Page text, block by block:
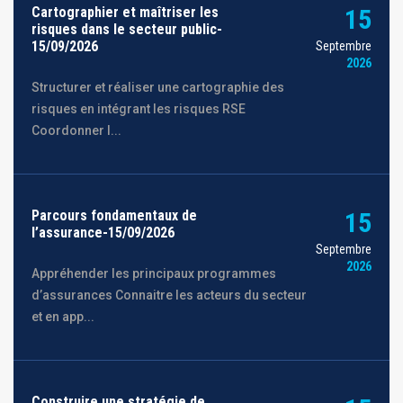
Cartographier et maîtriser les
risques dans le secteur public-
15/09/2026
Structurer et réaliser une cartographie des
risques en intégrant les risques RSE
Coordonner l...
15
Septembre
2026
Parcours fondamentaux de
l’assurance-15/09/2026
Appréhender les principaux programmes
d’assurances Connaitre les acteurs du secteur
et en app...
15
Septembre
2026